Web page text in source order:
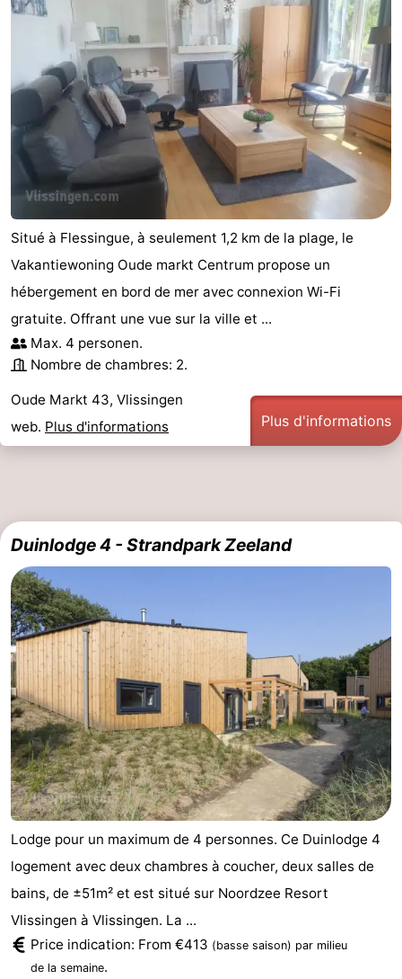
intérieures
Bowling
Centres
être
Villages
villes
Nature
Visites
guidées
Sports
-
Piscines
-
Faire
du
vélo
-
Randonnée
-
Équitation
-
golf
Sportive
Equitation
Conduite
de
l'anneau
Boire
et
manger
Événements
Pratiques
Forum
Route
-
Ferry
Stationnement
Adresses
Médicales
Région
Zeeland
Situé à Flessingue, à seulement 1,2 km de la plage, le
Vakantiewoning Oude markt Centrum propose un
hébergement en bord de mer avec connexion Wi-Fi
gratuite. Offrant une vue sur la ville et ...
Max. 4 personen.
Nombre de chambres: 2.
Oude Markt 43, Vlissingen
web. Plus d'informations Plus d'informations
Duinlodge 4 - Strandpark Zeeland
Lodge pour un maximum de 4 personnes. Ce Duinlodge 4
logement avec deux chambres à coucher, deux salles de
bains, de ±51m² et est situé sur Noordzee Resort
Vlissingen à Vlissingen. La ...
Price indication: From €413 (basse saison) par milieu
de la semaine.